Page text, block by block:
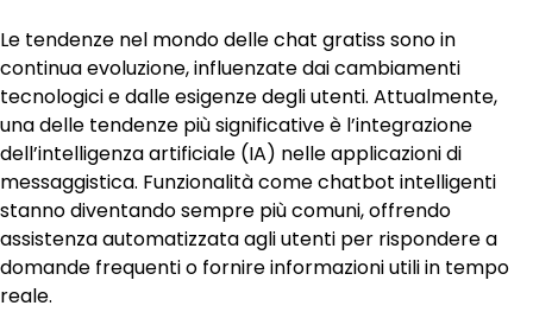
Le tendenze nel mondo delle chat gratiss sono in
continua evoluzione, influenzate dai cambiamenti
tecnologici e dalle esigenze degli utenti. Attualmente,
una delle tendenze più significative è l’integrazione
dell’intelligenza artificiale (IA) nelle applicazioni di
messaggistica. Funzionalità come chatbot intelligenti
stanno diventando sempre più comuni, offrendo
assistenza automatizzata agli utenti per rispondere a
domande frequenti o fornire informazioni utili in tempo
reale.